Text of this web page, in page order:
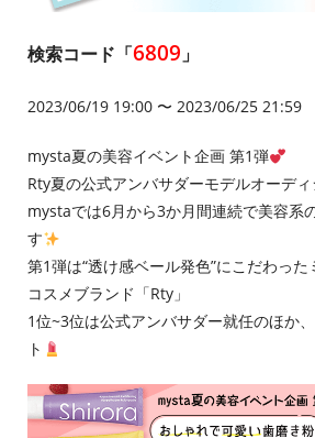
検索コード「6809 」
2023/06/19 19:00 〜 2023/06/25 21:59
mysta夏の美容イベント企画 第1弾
Rty夏の公式アンバサダーモデルオーデ
mystaでは6月から3か月間連続で美容系
す
第1弾は“透け感ベール発色”にこだわっ
コスメブランド「Rty」
1位~3位は公式アンバサダー就任のほか
ト